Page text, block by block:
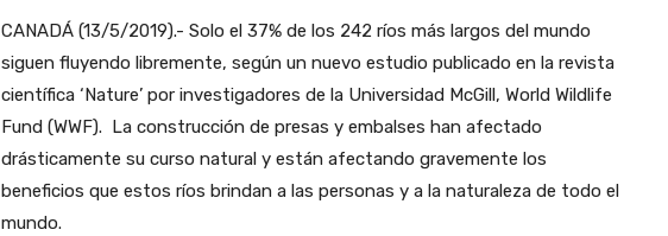
CANADÁ (13/5/2019).- Solo el 37% de los 242 ríos más largos del mundo
siguen fluyendo libremente, según un nuevo estudio publicado en la revista
científica ‘Nature’ por investigadores de la Universidad McGill, World Wildlife
Fund (WWF). La construcción de presas y embalses han afectado
drásticamente su curso natural y están afectando gravemente los
beneficios que estos ríos brindan a las personas y a la naturaleza de todo el
mundo.